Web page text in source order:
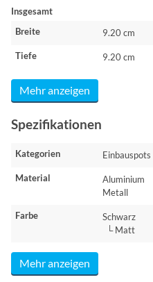
Insgesamt
Breite
9.20 cm
Tiefe 9.20 cm
Mehr anzeigen
Spezifikationen
Kategorien Einbauspots
Material
Aluminium
Metall
Farbe
Schwarz
└ Matt
Mehr anzeigen